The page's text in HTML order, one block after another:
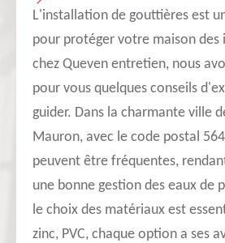
L'installation de gouttières est
pour protéger votre maison des
chez Queven entretien, nous
pour vous quelques conseils
guider. Dans la charmante ville
Mauron, avec le code postal
peuvent être fréquentes,
une bonne gestion des eaux de
le choix des matériaux est
zinc, PVC, chaque option a ses